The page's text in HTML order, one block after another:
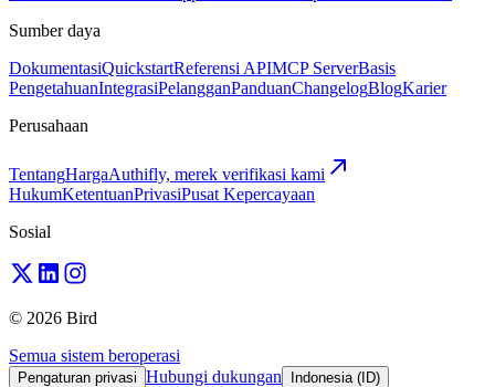
Sumber daya
DokumentasiQuickstartReferensi APIMCP ServerBasis
PengetahuanIntegrasiPelangganPanduanChangelogBlogKarier
Perusahaan
TentangHargaAuthifly, merek verifikasi kami
HukumKetentuanPrivasiPusat Kepercayaan
Sosial
© 2026 Bird
Semua sistem beroperasi
Pengaturan privasi Hubungi dukungan Indonesia (ID)